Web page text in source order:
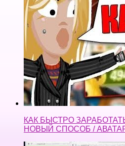
КАК БЫСТРО
НОВЫЙ СПОСОБ /